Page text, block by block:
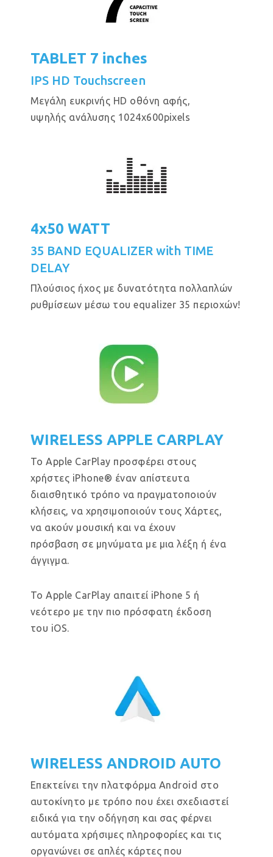
TABLET 7 inches
IPS HD Touchscreen
Μεγάλη ευκρινής HD οθόνη αφής,
υψηλής ανάλυσης 1024x600pixels
4x50 WATT
35 BAND EQUALIZER with TIME
DELAY
Πλούσιος ήχος με δυνατότητα πολλαπλών
ρυθμίσεων μέσω του equalizer 35 περιοχών!
WIRELESS APPLE CARPLAY
Το Apple CarPlay προσφέρει στους
χρήστες iPhone® έναν απίστευτα
διαισθητικό τρόπο να πραγματοποιούν
κλήσεις, να χρησιμοποιούν τους Χάρτες,
να ακούν μουσική και να έχουν
πρόσβαση σε μηνύματα με μια λέξη ή ένα
άγγιγμα.
Το Apple CarPlay απαιτεί iPhone 5 ή
νεότερο με την πιο πρόσφατη έκδοση
του iOS.
WIRELESS ANDROID AUTO
Επεκτείνει την πλατφόρμα Android στο
αυτοκίνητο με τρόπο που έχει σχεδιαστεί
ειδικά για την οδήγηση και σας φέρνει
αυτόματα χρήσιμες πληροφορίες και τις
οργανώνει σε απλές κάρτες που